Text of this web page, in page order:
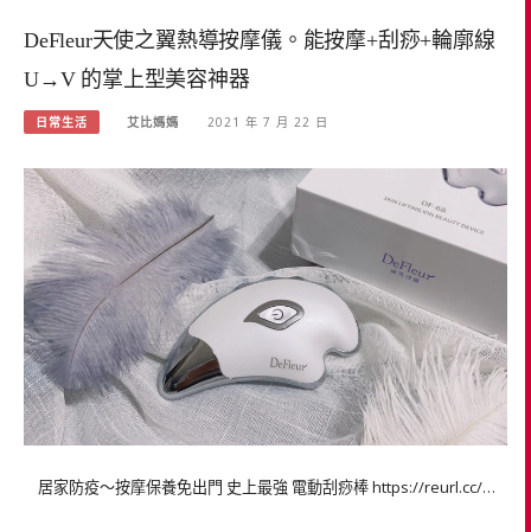
DeFleur天使之翼熱導按摩儀。能按摩+刮痧+輪廓線
U→V 的掌上型美容神器
日常生活 艾比媽媽 2021 年 7 月 22 日
居家防疫～按摩保養免出門 史上最強 電動刮痧棒 https://reurl.cc/…